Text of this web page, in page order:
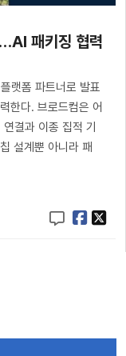
패키징 협력
랫폼 파트너로 발표
한다. 브로드컴은 어
결과 이종 집적 기
설계뿐 아니라 패